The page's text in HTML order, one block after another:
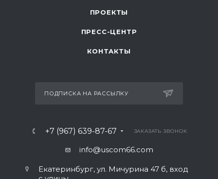
ПРОЕКТЫ
ПРЕСС-ЦЕНТР
КОНТАКТЫ
ПОДПИСКА НА РАССЫЛКУ
+7 (967) 639-87-67 ЗАКАЗАТЬ ЗВОНОК
info@uscom66.com
Екатеринбург, ул. Мичурина 47 б, вход